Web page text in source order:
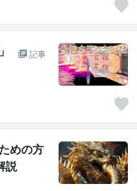
記事
めの方
説